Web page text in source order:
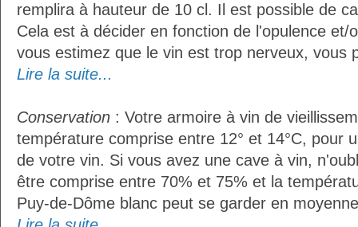
remplira à hauteur de 10 cl. Il est possible de
Cela est à décider en fonction de l'opulence et/
vous estimez que le vin est trop nerveux, vous
Lire la suite...
Conservation : Votre armoire à vin de
température comprise entre 12° et 14°C, pour
de votre vin. Si vous avez une cave à vin,
être comprise entre 70% et 75% et la
Puy-de-Dôme blanc peut se garder en